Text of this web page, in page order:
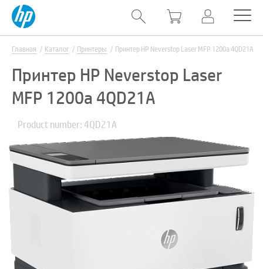
Главная Каталог Принтеры Принтер HP Neverstop Laser MFP 1200a 4QD21A
Принтер HP Neverstop Laser
MFP 1200a 4QD21A
Product number: 4QD21A